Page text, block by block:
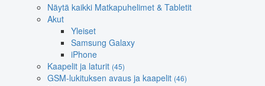
Näytä kaikki Matkapuhelimet & Tabletit
Akut
Yleiset
Samsung Galaxy
iPhone
Kaapelit ja laturit (45)
GSM-lukituksen avaus ja kaapelit (46)